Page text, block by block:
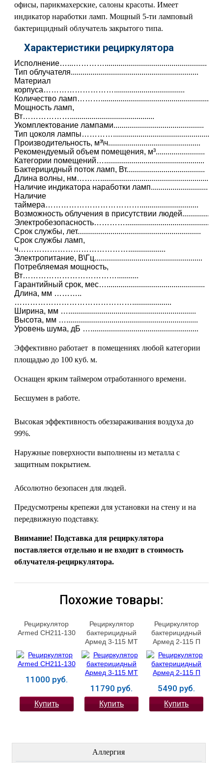
офисы, парикмахерские, салоны красоты. Имеет
индикатор наработки ламп. Мощный 5-ти ламповый
бактерицидный облучатель закрытого типа.
Характеристики рециркулятора
Исполнение…...…………....................................................
Тип облучателя.................................................................
Материал
корпуса………………………....................................
Количество ламп……….......................................................
Мощность ламп,
Вт………………...........................................
Укомплектование лампами..............................................
Тип цоколя лампы…………..................................................
Производительность, м³\ч...............................................
Рекомендуемый объем помещения, м³.........................
Категории помещений…...................................................
Бактерицидный поток ламп, Вт........................................
Длина волны, нм……….......................................................
Наличие индикатора наработки ламп.............................
Наличие
таймера………………………………..............................
Возможность облучения в присутствии людей..............
Электробезопасность………….............................................
Срок службы, лет...............................................................
Срок службы ламп,
ч……………………………………...................
Электропитание, В\Гц.......................................................
Потребляемая мощность,
Вт………………………………...........
Гарантийный срок, мес…..................................................
Длина, мм ………..
………………………………………....................
Ширина, мм ….................................................................
Высота, мм …...................................................................
Уровень шума, дБ ….......................................................
Эффективно работает в помещениях любой категории
площадью до 100 куб. м.
Оснащен ярким таймером отработанного времени.
Беcшумен в работе.
Высокая эффективность обеззараживания воздуха до
99%.
Наружные поверхности выполнены из металла с
защитным покрытием.
Абсолютно безопасен для людей.
Предусмотрены крепежи для установки на стену и на
передвижную подставку.
Внимание! Подставка для рециркулятора
поставляется отдельно и не входит в стоимость
облучателя-рециркулятора.
Похожие товары:
Рециркулятор
Armed СH211-130
11000 руб.
Купить
Рециркулятор
бактерицидный
Армед 3-115 МТ
11790 руб.
Купить
Рециркулятор
бактерицидный
Армед 2-115 П
5490 руб.
Купить
Аллергия